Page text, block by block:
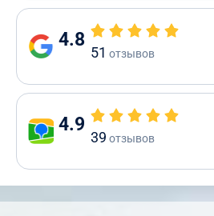
4.8
51 отзывов
4.9
39 отзывов